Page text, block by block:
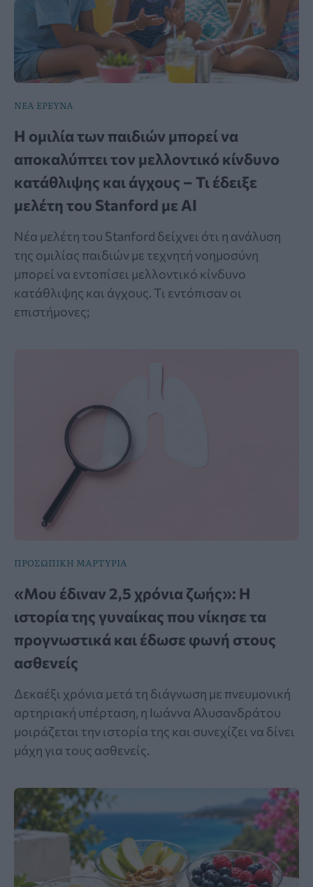
ΝΕΑ ΕΡΕΥΝΑ
Η ομιλία των παιδιών μπορεί να
αποκαλύπτει τον μελλοντικό κίνδυνο
κατάθλιψης και άγχους – Τι έδειξε
μελέτη του Stanford με AI
Νέα μελέτη του Stanford δείχνει ότι η ανάλυση
της ομιλίας παιδιών με τεχνητή νοημοσύνη
μπορεί να εντοπίσει μελλοντικό κίνδυνο
κατάθλιψης και άγχους. Τι εντόπισαν οι
επιστήμονες;
ΠΡΟΣΩΠΙΚΗ ΜΑΡΤΥΡΙΑ
«Μου έδιναν 2,5 χρόνια ζωής»: Η
ιστορία της γυναίκας που νίκησε τα
προγνωστικά και έδωσε φωνή στους
ασθενείς
Δεκαέξι χρόνια μετά τη διάγνωση με πνευμονική
αρτηριακή υπέρταση, η Ιωάννα Αλυσανδράτου
μοιράζεται την ιστορία της και συνεχίζει να δίνει
μάχη για τους ασθενείς.